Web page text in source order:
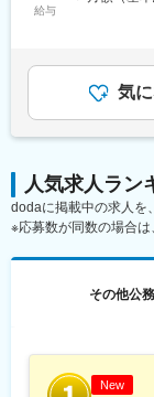
■募集ポジシ
・自治体・
スキルが磨け
・NECグル
客様の課題
・テレワー
変更の範囲
・独立行政
・インフラ
ション提案
5割程度含み
プローチも
お客様への
で推進する
給与
ー昇格時は
円～（昇給
金はあくま
があります
気
人気求人ラン
dodaに掲載中の求人を
※応募数が同数の場合は
その他公
New